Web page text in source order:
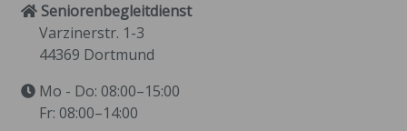
Seniorenbegleitdienst
Varzinerstr. 1-3
44369 Dortmund
Mo - Do: 08:00–15:00
Fr: 08:00–14:00